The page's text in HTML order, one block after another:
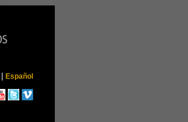
Español